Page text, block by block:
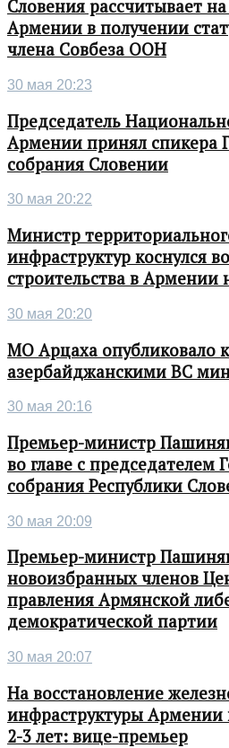
Словения рассчитывает
Армении в получении
члена Совбеза ООН
30 мая 20:23
Председатель
Армении принял спикера
собрания Словении
30 мая 20:22
Министр
инфраструктур коснулся
строительства в Армении
30 мая 20:20
МО Арцаха опубликовало
азербайджанскими ВС
30 мая 20:16
Премьер-министр
во главе с председателем
собрания Республики
30 мая 20:09
Премьер-министр
новоизбранных членов
правления Армянской
демократической партии
30 мая 20:07
На восстановление
инфраструктуры Армении
2-3 лет: вице-премьер